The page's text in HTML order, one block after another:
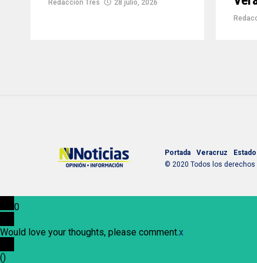
Redacción Tres 28 julio, 2026
Portada Veracruz Estado
© 2020 Todos los derechos
0
Would love your thoughts, please comment.x
()